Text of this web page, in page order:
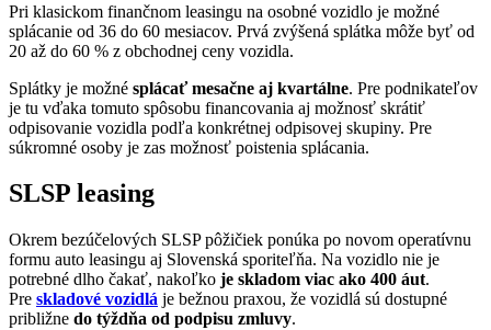
Pri klasickom finančnom leasingu na osobné vozidlo je možné
splácanie od 36 do 60 mesiacov. Prvá zvýšená splátka môže byť od
20 až do 60 % z obchodnej ceny vozidla.
Splátky je možné splácať mesačne aj kvartálne. Pre podnikateľov
je tu vďaka tomuto spôsobu financovania aj možnosť skrátiť
odpisovanie vozidla podľa konkrétnej odpisovej skupiny. Pre
súkromné osoby je zas možnosť poistenia splácania.
SLSP leasing
Okrem bezúčelových SLSP pôžičiek ponúka po novom operatívnu
formu auto leasingu aj Slovenská sporiteľňa. Na vozidlo nie je
potrebné dlho čakať, nakoľko je skladom viac ako 400 áut.
Pre skladové vozidlá je bežnou praxou, že vozidlá sú dostupné
približne do týždňa od podpisu zmluvy.